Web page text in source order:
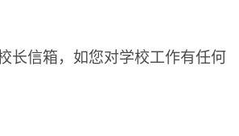
长信箱，如您对学校工作有任何